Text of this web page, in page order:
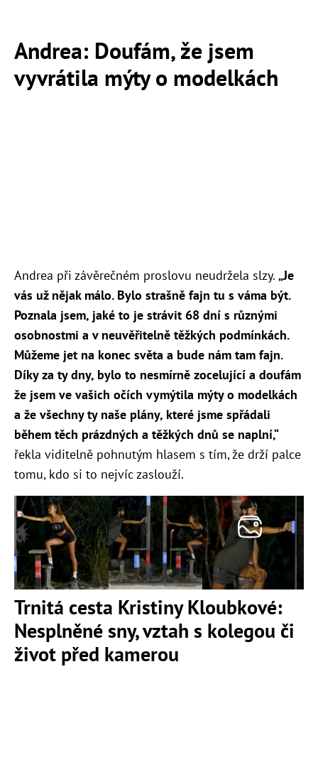
Andrea: Doufám, že jsem
vyvrátila mýty o modelkách
Andrea při závěrečném proslovu neudržela slzy. „Je
vás už nějak málo. Bylo strašně fajn tu s váma být.
Poznala jsem, jaké to je strávit 68 dní s různými
osobnostmi a v neuvěřitelně těžkých podmínkách.
Můžeme jet na konec světa a bude nám tam fajn.
Díky za ty dny, bylo to nesmírně zocelující a doufám
že jsem ve vašich očích vymýtila mýty o modelkách
a že všechny ty naše plány, které jsme spřádali
během těch prázdných a těžkých dnů se naplní,“
řekla viditelně pohnutým hlasem s tím, že drží palce
tomu, kdo si to nejvíc zaslouží.
Trnitá cesta Kristiny Kloubkové:
Nesplněné sny, vztah s kolegou či
život před kamerou